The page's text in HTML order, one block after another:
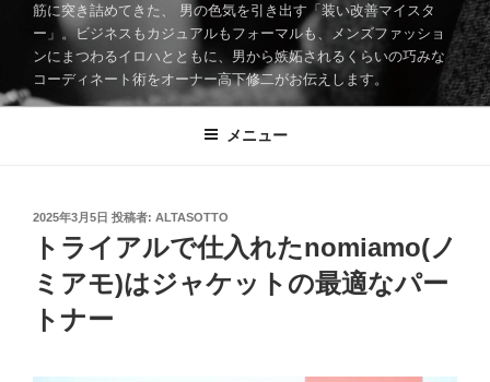
筋に突き詰めてきた、 男の色気を引き出す「装い改善マイスタ
ー」。ビジネスもカジュアルもフォーマルも、メンズファッショ
ンにまつわるイロハとともに、男から嫉妬されるくらいの巧みな
コーディネート術をオーナー高下修二がお伝えします。
メニュー
投
稿
2025年3月5日 投稿者: ALTASOTTO
トライアルで仕入れたnomiamo(ノ
ミアモ)はジャケットの最適なパー
トナー